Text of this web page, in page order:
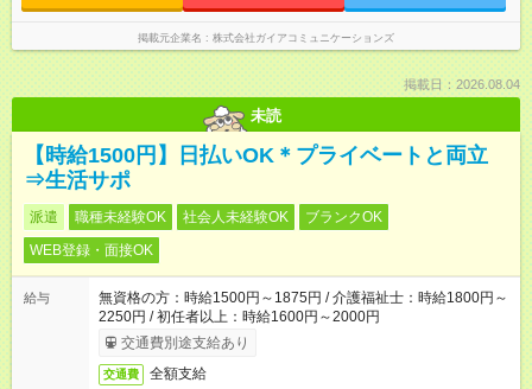
掲載元企業名 株式会社ガイアコミュニケーションズ
掲載日：2026.08.04
未読
【時給1500円】日払いOK＊プライベートと両立
⇒生活サポ
派遣 職種未経験OK 社会人未経験OK
ブランクOK
WEB登録・面接OK
給与
無資格の方：時給1500円～1875円 / 介護福祉士：時給1800円～
2250円 / 初任者以上：時給1600円～2000円
交通費別途支給あり
交通費 全額支給